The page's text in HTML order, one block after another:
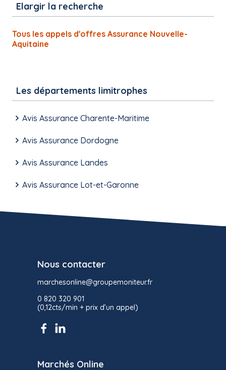
Elargir la recherche
Tous les appels d'offres Assurance Nouvelle-
Aquitaine
Les départements limitrophes
Avis Assurance Charente-Maritime
Avis Assurance Dordogne
Avis Assurance Landes
Avis Assurance Lot-et-Garonne
Nous contacter
marchesonline@groupemoniteur.fr
0 820 320 901
(0,12cts/min + prix d’un appel)
Marchés Online